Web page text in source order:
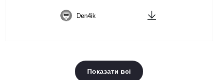
Den4ik
Показати всі